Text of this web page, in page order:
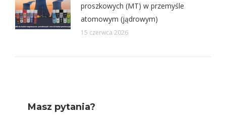
proszkowych (MT) w przemyśle
atomowym (jądrowym)
15 czerwca 2026
Masz pytania?